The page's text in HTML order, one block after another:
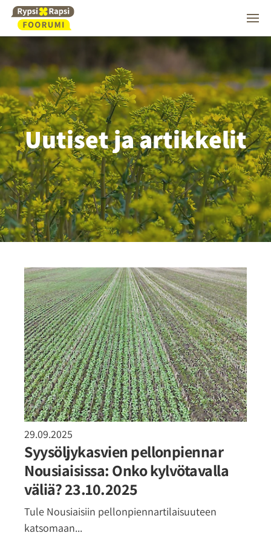
Uutiset ja artikkelit
29.09.2025
Syysöljykasvien pellonpiennar
Nousiaisissa: Onko kylvötavalla
väliä? 23.10.2025
Tule Nousiaisiin pellonpiennartilaisuuteen
katsomaan...